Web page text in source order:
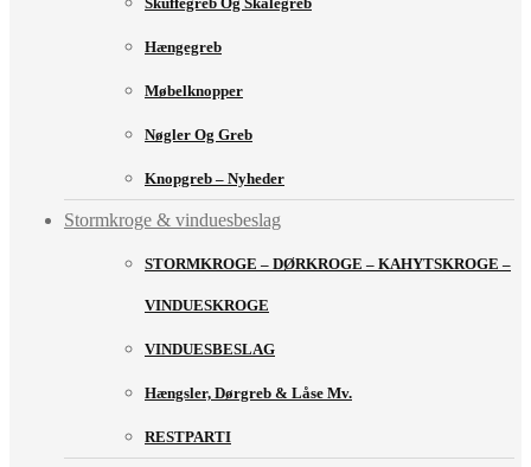
Hængegreb
Møbelknopper
Nøgler Og Greb
Knopgreb – Nyheder
Stormkroge & vinduesbeslag
STORMKROGE – DØRKROGE – KAHYTSKROGE –
VINDUESKROGE
VINDUESBESLAG
Hængsler, Dørgreb & Låse Mv.
RESTPARTI